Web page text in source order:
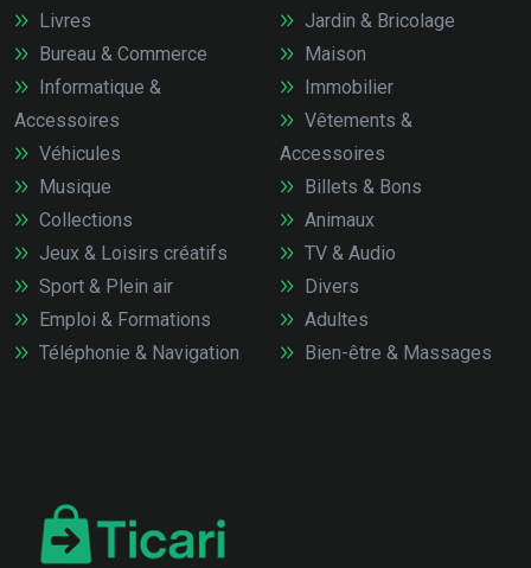
Livres
Bureau & Commerce
Informatique &
Accessoires
Véhicules
Jardin & Bricolage
Maison
Immobilier
Vêtements &
Accessoires
Musique
Collections
Jeux & Loisirs créatifs
Sport & Plein air
Emploi & Formations
Téléphonie & Navigation
Billets & Bons
Animaux
TV & Audio
Divers
Adultes
Bien-être & Massages